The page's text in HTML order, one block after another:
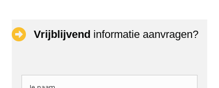
Vrijblijvend informatie aanvragen?